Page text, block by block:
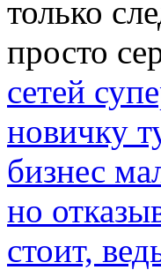
только
просто
сетей
новичку
бизнес
но
стоит,